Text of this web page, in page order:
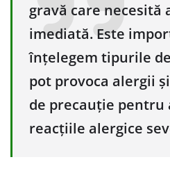
gravă care necesită
imediată. Este
înțelegem tipurile
pot provoca alergii
de precauție pentru
reacțiile alergice